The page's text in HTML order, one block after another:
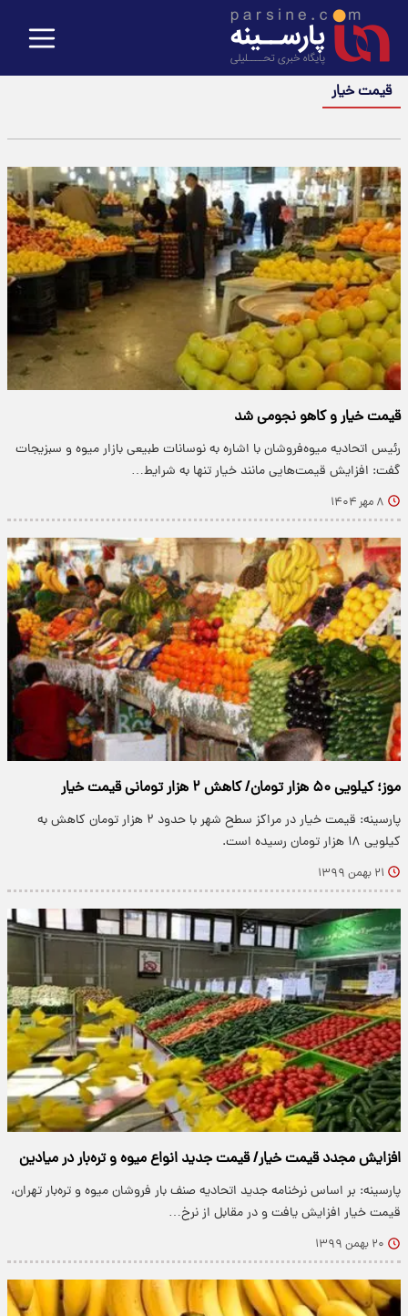
قیمت خیار
قیمت خیار و کاهو نجومی شد
رئیس اتحادیه میوه‌فروشان با اشاره به نوسانات طبیعی بازار میوه و سبزیجات
گفت: افزایش قیمت‌هایی مانند خیار تنها به شرایط…
۸ مهر ۱۴۰۴
موز؛ کیلویی ۵۰ هزار تومان/ کاهش ۲ هزار تومانی قیمت خیار
پارسینه: قیمت خیار در مراکز سطح شهر با حدود ۲ هزار تومان کاهش به
کیلویی ۱۸ هزار تومان رسیده است.
۲۱ بهمن ۱۳۹۹
افزایش مجدد قیمت خیار/ قیمت جدید انواع میوه و تره‌بار در میادین
پارسینه: بر اساس نرخنامه جدید اتحادیه صنف بار فروشان میوه و تره‌بار تهران،
قیمت خیار افزایش یافت و در مقابل از نرخ…
۲۰ بهمن ۱۳۹۹